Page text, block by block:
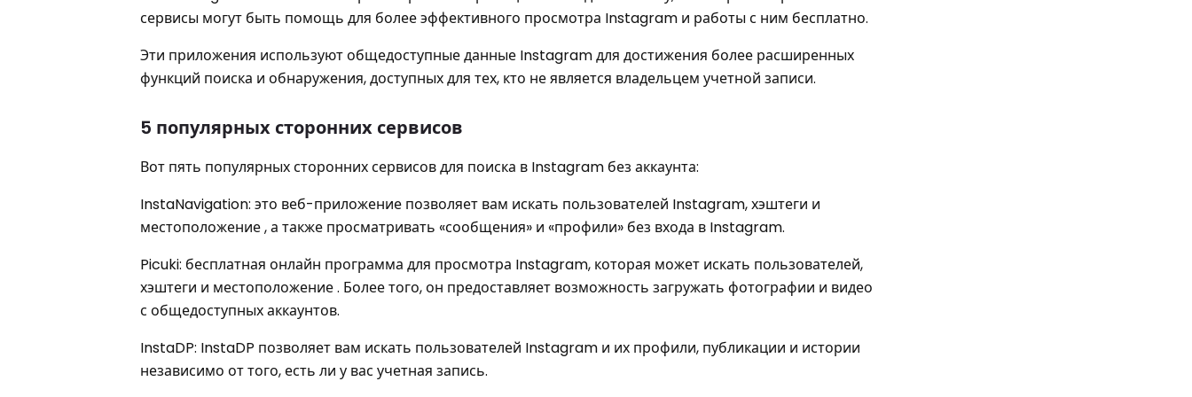
сервисы могут быть помощь для более эффективного просмотра Instagram и работы с ним бесплатно.
Эти приложения используют общедоступные данные Instagram для достижения более расширенных
функций поиска и обнаружения, доступных для тех, кто не является владельцем учетной записи.
5 популярных сторонних сервисов
Вот пять популярных сторонних сервисов для поиска в Instagram без аккаунта:
InstaNavigation: это веб-приложение позволяет вам искать пользователей Instagram, хэштеги и
местоположение , а также просматривать «сообщения» и «профили» без входа в Instagram.
Picuki: бесплатная онлайн программа для просмотра Instagram, которая может искать пользователей,
хэштеги и местоположение . Более того, он предоставляет возможность загружать фотографии и видео
с общедоступных аккаунтов.
InstaDP: InstaDP позволяет вам искать пользователей Instagram и их профили, публикации и истории
независимо от того, есть ли у вас учетная запись.